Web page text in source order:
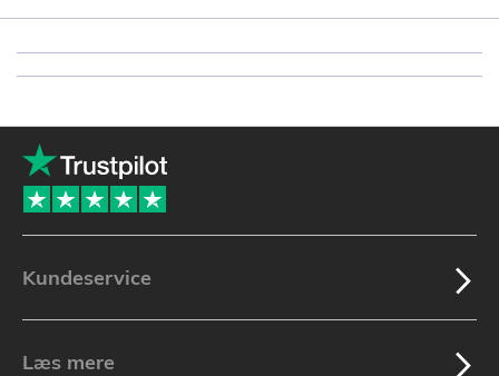
Kundeservice
Læs mere